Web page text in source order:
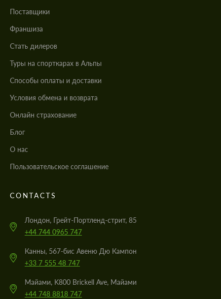
Поставщики
Франшиза
Стать дилеров
Туры на спорткарах в Альпы
Cпособы оплаты и доставки
Условия обмена и возврата
Онлайн страхование
Блог
О нас
Пользовательское соглашение
CONTACTS
Лондон, Грейт-Портленд-стрит, 85
+44 744 0965 747
Канны, 567-бис Авеню Дю Кампон
+33 7 555 48 747
Майами, K800 Brickell Ave, Майами
+44 748 8818 747